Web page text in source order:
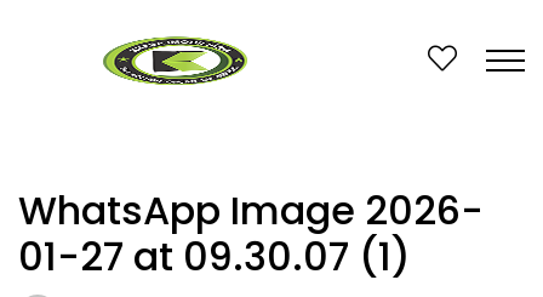
WhatsApp Image 2026-
01-27 at 09.30.07 (1)